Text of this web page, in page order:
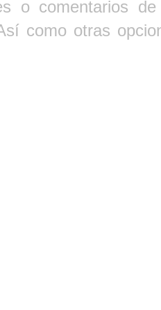
o comentarios
como otras